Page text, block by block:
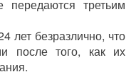
передаются третьим
лет безразлично, что
после того, как их